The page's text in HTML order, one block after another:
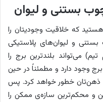
که خلاقیت وجودیتان را
بستنی و لیوان‌های پلاستیکی
می‌تواند بلندترین برج را
وجود دارد و مطمئناً در حین
ذهن‌تان خطور خواهد کرد. پس
و محکم‌ترین سازه‌ی ممکن را